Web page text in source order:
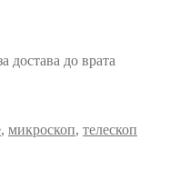
достава до врата
, микроскоп, телескоп